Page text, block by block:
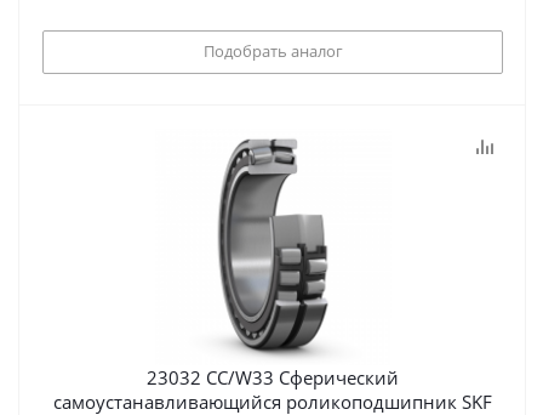
Подобрать аналог
23032 CC/W33 Сферический
самоустанавливающийся роликоподшипник SKF